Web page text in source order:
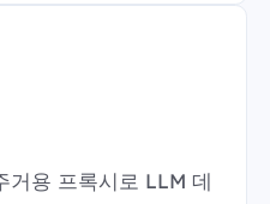
용 프록시로 LLM 데